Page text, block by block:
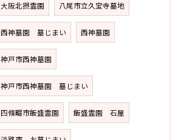
大阪北摂霊園 八尾市立久宝寺墓地
西神墓園 墓じまい 西神墓園
神戸市西神墓園
神戸市西神墓園 墓じまい
四條畷市飯盛霊園 飯盛霊園 石屋